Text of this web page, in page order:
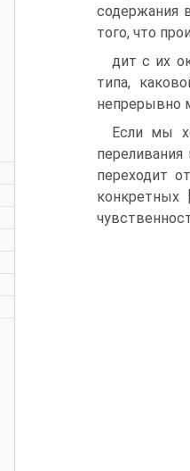
содержания
того, что
дит с их
типа,
непрерывно
Если мы
переходит
конкретных